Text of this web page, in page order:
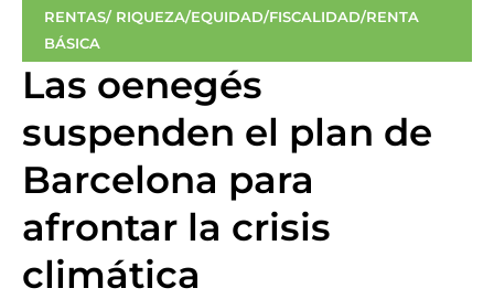
RENTAS/ RIQUEZA/EQUIDAD/FISCALIDAD/RENTA
BÁSICA
Las oenegés
suspenden el plan de
Barcelona para
afrontar la crisis
climática